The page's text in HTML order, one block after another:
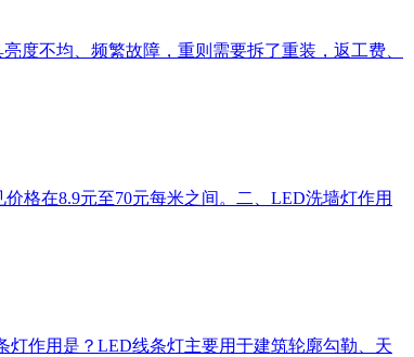
度不均、频繁故障，重则需要拆了重装，返工费、
格在8.9元至70元每米之间。二、LED洗墙灯作用
作用是？LED线条灯主要用于建筑轮廓勾勒、天